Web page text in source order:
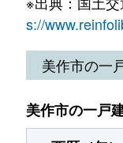
s://
美作市の一
美作市の一戸